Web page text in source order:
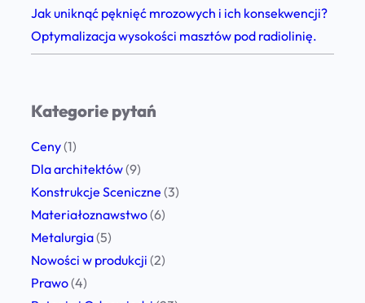
z
n
?
i
z
o
Jak uniknąć pęknięć mrozowych i ich konsekwencji?
Optymalizacja wysokości masztów pod radiolinię.
Kategorie pytań
Ceny(1)
Dla architektów(9)
Konstrukcje Sceniczne (3)
Materiałoznawstwo(6)
Metalurgia(5)
Nowości w produkcji (2)
Prawo(4)